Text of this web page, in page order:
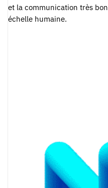
et la communication très
échelle humaine.